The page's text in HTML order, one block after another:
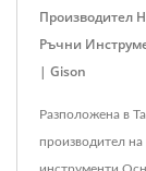
Производител
Ръчни
| Gison
Разположена в
производител